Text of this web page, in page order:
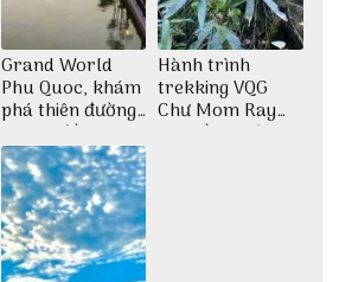
Grand World
Phu Quoc, khám
phá thiên đường
giải trí đầy sôi
động
Hành trình
trekking VQG
Chư Mom Ray
tìm về núi rừng